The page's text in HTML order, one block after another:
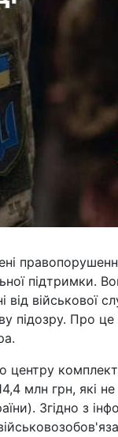
підтримки.
від
підозру. Про
млн грн, які не
Згідно з